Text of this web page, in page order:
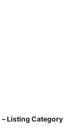
Listing Category –